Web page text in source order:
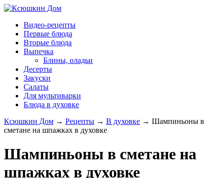
Видео-рецепты
Первые блюда
Вторые блюда
Выпечка
Блины, оладьи
Десерты
Закуски
Салаты
Для мультиварки
Блюда в духовке
Ксюшкин Дом → Рецепты → В духовке → Шампиньоны в
сметане на шпажках в духовке
Шампиньоны в сметане на
шпажках в духовке